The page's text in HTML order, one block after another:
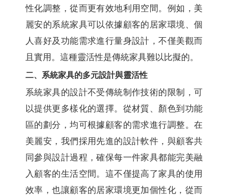
性化調整，從而更有效地利用空間。例如，美
麗安的系統家具可以依據顧客的居家環境、個
人喜好及功能需求進行量身設計，不僅美觀而
且實用。這種靈活性是傳統家具難以比擬的。
二、系統家具的多元設計與靈活性
系統家具的設計不受傳統制作技術的限制，可
以提供更多樣化的選擇。從材質、顏色到功能
區的劃分，均可根據顧客的需求進行調整。在
美麗安，我們採用先進的設計軟件，與顧客共
同參與設計過程，確保每一件家具都能完美融
入顧客的生活空間。這不僅提高了家具的使用
效率，也讓顧客的居家環境更加個性化，從而